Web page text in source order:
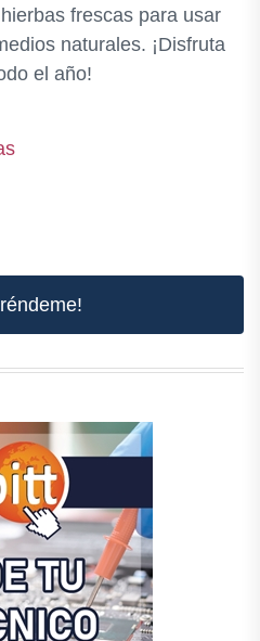
frescas para usar
naturales. ¡Disfruta
el año!